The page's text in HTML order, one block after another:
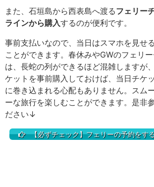
また、石垣島から西表島へ渡るフェリー
ラインから購入するのが便利です。
事前支払いなので、当日はスマホを見せ
ことができます。春休みやGWのフェリ
は、長蛇の列ができるほど混雑しますが
ケットを事前購入しておけば、当日チケ
に巻き込まれる心配もありません。スム
ーな旅行を楽しむことができます。是非
ださい↓
【必ずチェック】フェリーの予約をす